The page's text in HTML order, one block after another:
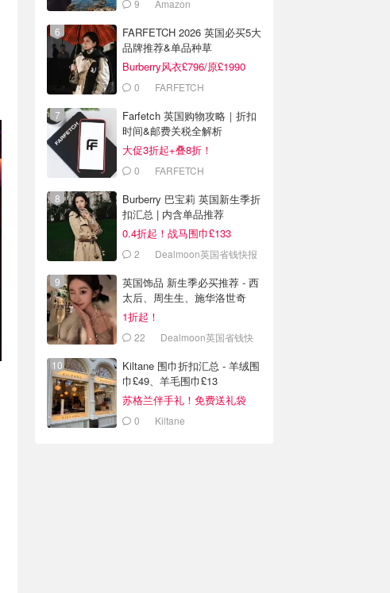
9 Amazon
FARFETCH 2026 英国必买5大
品牌推荐&单品种草
Burberry风衣£796/原£1990
0 FARFETCH
Farfetch 英国购物攻略｜折扣
时间&邮费关税全解析
大促3折起+叠8折！
0 FARFETCH
Burberry 巴宝莉 英国新生季折
扣汇总 | 内含单品推荐
0.4折起！战马围巾£133
2 Dealmoon英国省钱快报
英国饰品 新生季必买推荐 - 西
太后、周生生、施华洛世奇
1折起！
22
Dealmoon英国省钱快
Kiltane 围巾折扣汇总 - 羊绒围
巾£49、羊毛围巾£13
苏格兰伴手礼！免费送礼袋
0 Kiltane